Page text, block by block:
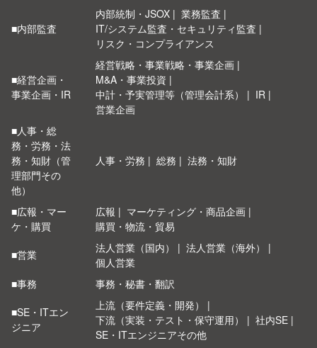
■内部監査
内部統制・JSOX
業務監査
IT/システム監査・セキュリティ監査
リスク・コンプライアンス
■経営企画・
事業企画・IR
経営戦略・事業戦略・事業企画
M&A・事業投資
中計・予実管理等（管理会計系）
IR
営業企画
■人事・総
務・労務・法
務・知財（管
理部門その
他）
人事・労務 総務 法務・知財
■広報・マー
ケ・購買
広報
マーケティング・商品企画
購買・物流・貿易
■営業
法人営業（国内）
法人営業（海外）
個人営業
■事務
事務・秘書・翻訳
■SE・ITエン
ジニア
上流（要件定義・開発）
下流（実装・テスト・保守運用）
社内SE
SE・ITエンジニアその他